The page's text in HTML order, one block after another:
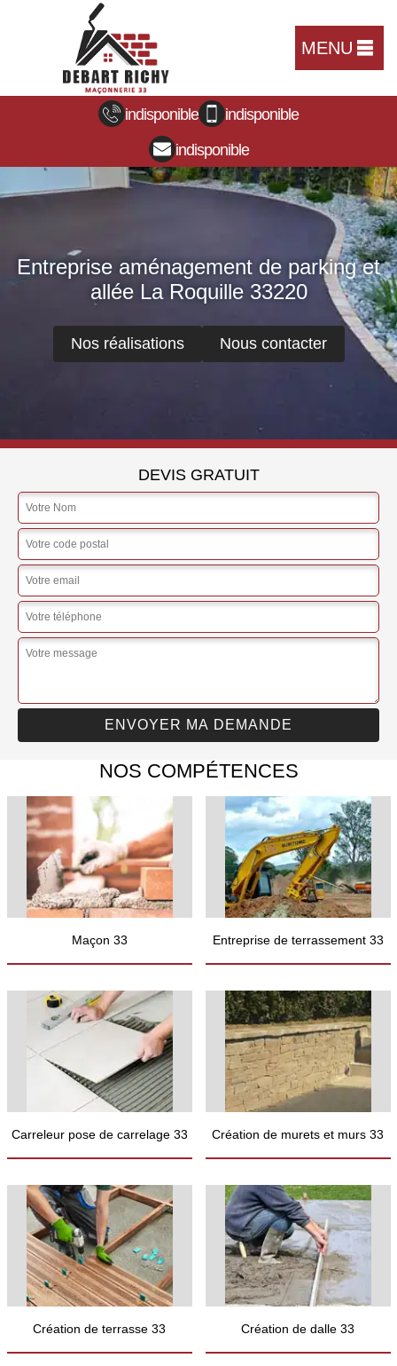
MENU
indisponible
indisponible
indisponible
Entreprise aménagement de parking et
allée La Roquille 33220
Nos réalisations Nous contacter
DEVIS GRATUIT
NOS COMPÉTENCES
Maçon 33 Entreprise de terrassement 33
Carreleur pose de carrelage 33 Création de murets et murs 33
Création de terrasse 33 Création de dalle 33